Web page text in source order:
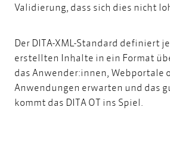
Validierung, dass sich dies nicht
Der DITA-XML-Standard definiert
erstellten Inhalte in ein Format
das Anwender:innen, Webportale
Anwendungen erwarten und das
kommt das DITA OT ins Spiel.